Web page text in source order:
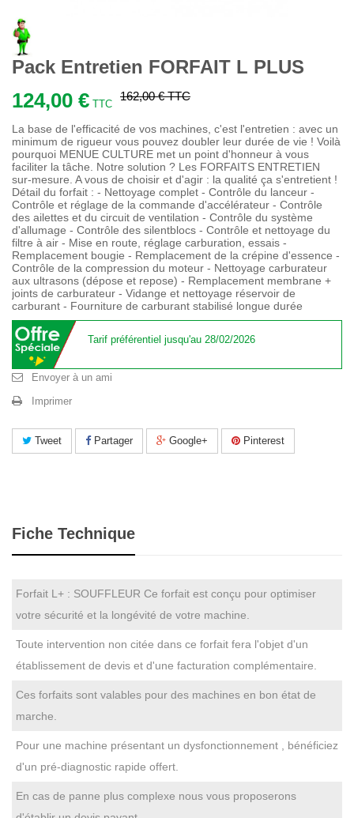
Pack Entretien FORFAIT L PLUS
124,00 € TTC
162,00 €TTC
La base de l'efficacité de vos machines, c'est l'entretien : avec un
minimum de rigueur vous pouvez doubler leur durée de vie ! Voilà
pourquoi MENUE CULTURE met un point d'honneur à vous
faciliter la tâche. Notre solution ? Les FORFAITS ENTRETIEN
sur-mesure. A vous de choisir et d'agir : la qualité ça s'entretient !
Détail du forfait : - Nettoyage complet - Contrôle du lanceur -
Contrôle et réglage de la commande d'accélérateur - Contrôle
des ailettes et du circuit de ventilation - Contrôle du système
d'allumage - Contrôle des silentblocs - Contrôle et nettoyage du
filtre à air - Mise en route, réglage carburation, essais -
Remplacement bougie - Remplacement de la crépine d'essence -
Contrôle de la compression du moteur - Nettoyage carburateur
aux ultrasons (dépose et repose) - Remplacement membrane +
joints de carburateur - Vidange et nettoyage réservoir de
carburant - Fourniture de carburant stabilisé longue durée
Tarif préférentiel jusqu'au 28/02/2026
Envoyer à un ami
Imprimer
Tweet Partager Google+ Pinterest
Fiche Technique
Forfait L+ : SOUFFLEUR Ce forfait est conçu pour optimiser
votre sécurité et la longévité de votre machine.
Toute intervention non citée dans ce forfait fera l'objet d'un
établissement de devis et d'une facturation complémentaire.
Ces forfaits sont valables pour des machines en bon état de
marche.
Pour une machine présentant un dysfonctionnement , bénéficiez
d'un pré-diagnostic rapide offert.
En cas de panne plus complexe nous vous proposerons